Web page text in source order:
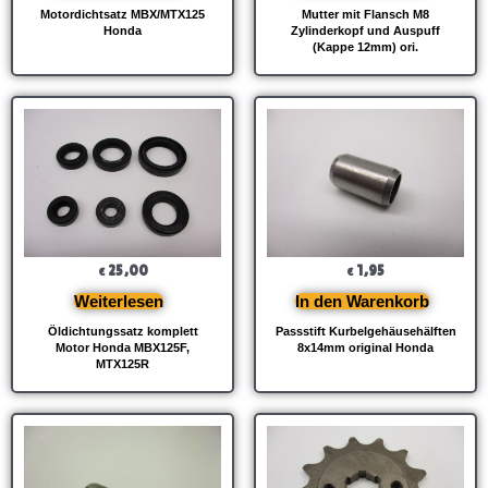
Motordichtsatz MBX/MTX125
Honda
Mutter mit Flansch M8
Zylinderkopf und Auspuff
(Kappe 12mm) ori.
Öldichtungssatz komplett
Motor Honda MBX125F,
MTX125R
€25,00
Weiterlesen
Passstift Kurbelgehäusehälften
8x14mm original Honda
€ 1,95
In den Warenkorb